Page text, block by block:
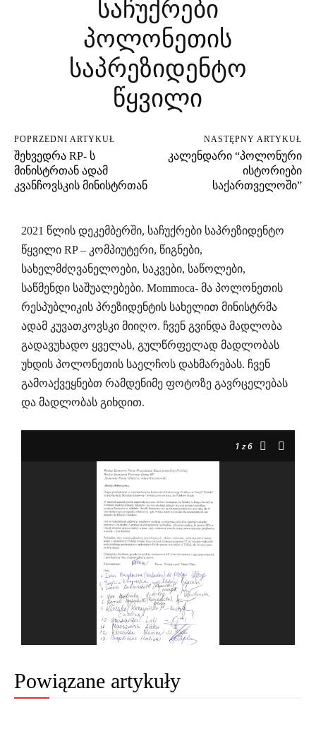
საჩუქრები
პოლონეთის
საპრეზიდენტო
წყვილი
POPRZEDNI ARTYKUŁ
შეხვედრა RP- ს
მინისტრთან ადამ
კვანჩოვსკის მინისტრთან
NASTĘPNY ARTYKUŁ
კალენდარი “პოლონური
ისტორიები
საქართველოში”
2021 წლის დეკემბერში, საჩუქრები საპრეზიდენტო
წყვილი RP – კომპიუტერი, წიგნები,
სახელმძღვანელოები, საკვები, საწოლები,
საწმენდი საშუალებები. Mommoca- მა პოლონეთის
რესპუბლიკის პრეზიდენტის სახელით მინისტრმა
ადამ კუვათკოვსკი მიიღო. ჩვენ გვინდა მადლობა
გადავუხადო ყველას, გულწრფელად მადლობას
უხდის პოლონეთის საელჩოს დახმარებას. ჩვენ
გამოაქვეყნებთ რამდენიმე ფოტოზე გავრცელებას
და მადლობას გიხდით.
1z 6
Powiązane artykuły